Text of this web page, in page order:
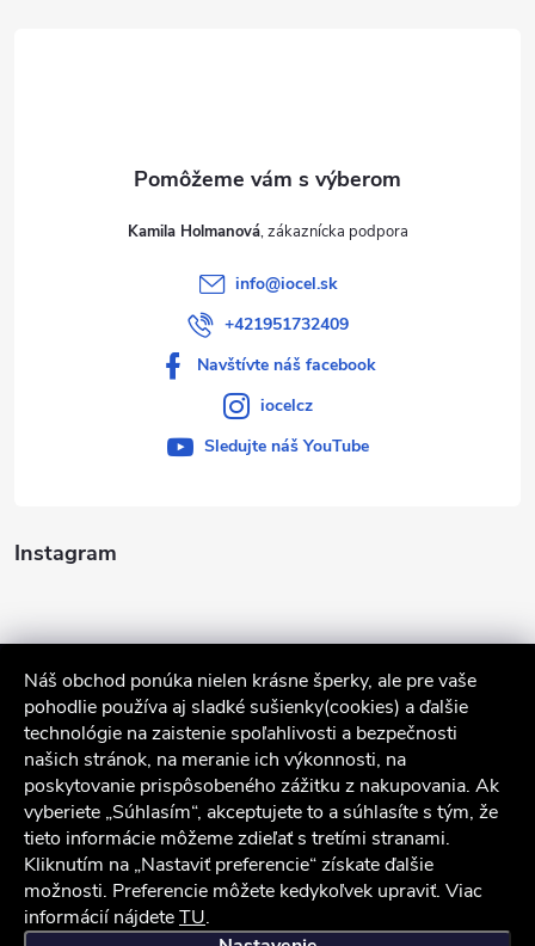
Náš obchod ponúka nielen krásne šperky, ale pre vaše
pohodlie používa aj sladké sušienky(cookies) a ďalšie
technológie na zaistenie spoľahlivosti a bezpečnosti
našich stránok, na meranie ich výkonnosti, na
poskytovanie prispôsobeného zážitku z nakupovania. Ak
vyberiete „Súhlasím“, akceptujete to a súhlasíte s tým, že
tieto informácie môžeme zdieľať s tretími stranami.
Kliknutím na „Nastaviť preferencie“ získate ďalšie
možnosti. Preferencie môžete kedykoľvek upraviť. Viac
informácií nájdeteTU.
Instagram
Sledovať na Instagrame
Služby zákazníkom
Kamila Holmanová
info@iocel.sk
+421951732409
Navštívte náš facebook
iocelcz
Sledujte náš YouTube
iocel.sk Obchodné podmienky Ochrana osobných údajov